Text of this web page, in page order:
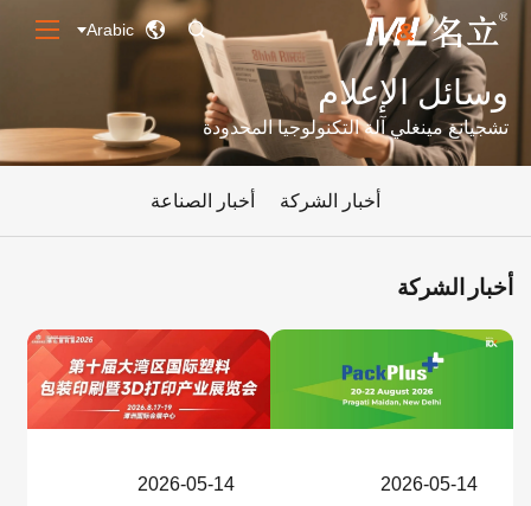


Arabic
وسائل الإعلام
تشجيانغ مينغلي آلة التكنولوجيا المحدودة
أخبار الشركة أخبار الصناعة
أخبار الشركة
2026-05-14
2026-05-14